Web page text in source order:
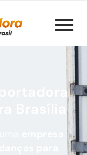
Brasília